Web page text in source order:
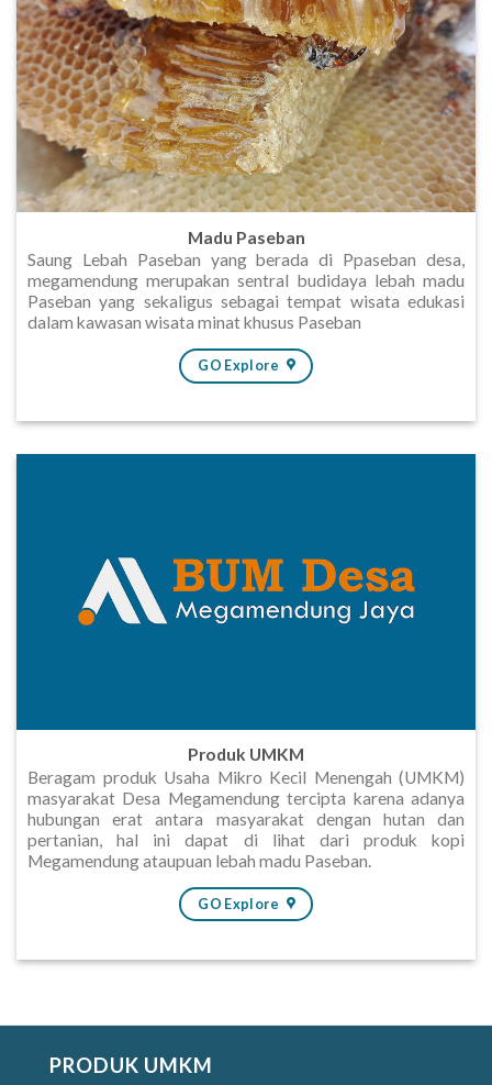
Madu Paseban
Saung Lebah Paseban yang berada di Ppaseban desa,
megamendung merupakan sentral budidaya lebah madu
Paseban yang sekaligus sebagai tempat wisata edukasi
dalam kawasan wisata minat khusus Paseban
GO Explore
Produk UMKM
Beragam produk Usaha Mikro Kecil Menengah (UMKM)
masyarakat Desa Megamendung tercipta karena adanya
hubungan erat antara masyarakat dengan hutan dan
pertanian, hal ini dapat di lihat dari produk kopi
Megamendung ataupuan lebah madu Paseban.
GO Explore
PRODUK UMKM